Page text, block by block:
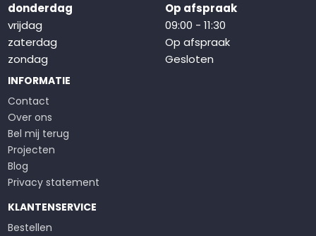
donderdag
Op afspraak
vrijdag
09:00 - 11:30
zaterdag
Op afspraak
zondag
Gesloten
INFORMATIE
Contact
Over ons
Bel mij terug
Projecten
Blog
Privacy statement
KLANTENSERVICE
Bestellen